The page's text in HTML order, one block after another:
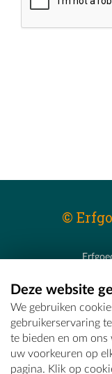
©
E
Deze website
We gebruiken
gebruikerservaring
te bieden en om ons
uw voorkeuren op
pagina. Klik op